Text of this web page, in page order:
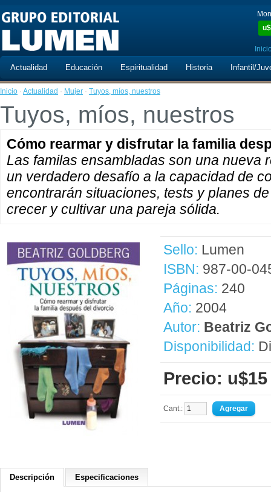
u$
Actualidad Educación Espiritualidad Historia Infantil/
Inicio · Actualidad · Mujer · Tuyos, míos, nuestros
Tuyos, míos, nuestros
Cómo rearmar y disfrutar la familia
Las familas ensambladas son una nueva
un verdadero desafío a la capacidad de
encontrarán situaciones, tests y planes
crecer y cultivar una pareja sólida.
Sello: Lumen
ISBN: 987-00-
Páginas: 240
Año: 2004
Autor: Beatriz
Disponibilidad:
Precio: u$15
Cant.:
Descripción Especificaciones